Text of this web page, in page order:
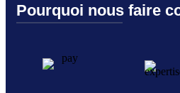
Pourquoi nous faire